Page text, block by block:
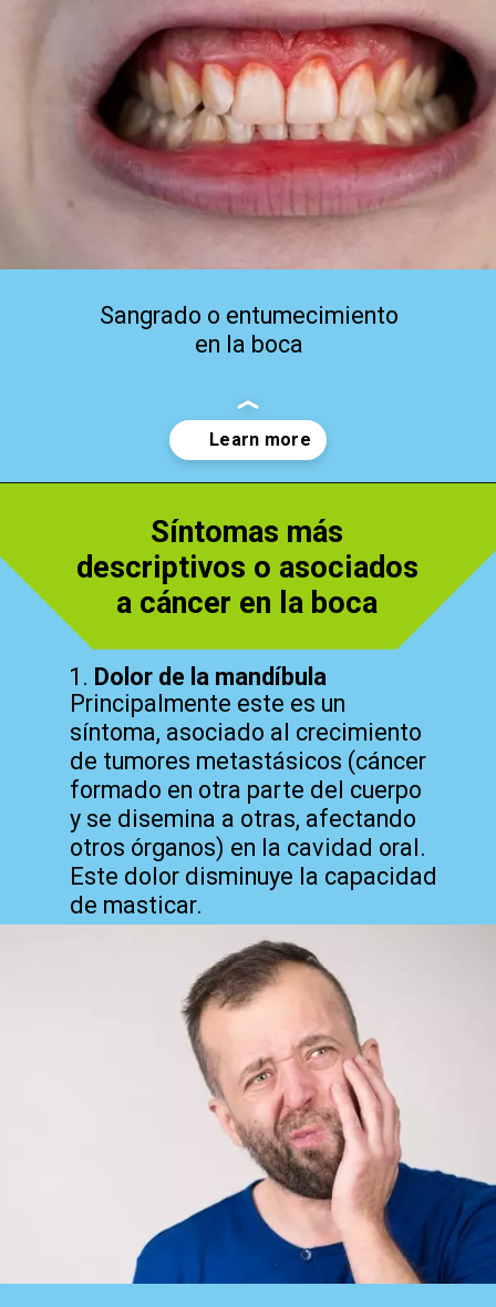
Sangrado o entumecimiento
en la boca
Síntomas más
descriptivos o asociados
a cáncer en la boca
1. Dolor de la mandíbula
Principalmente este es un
síntoma, asociado al crecimiento
de tumores metastásicos (cáncer
formado en otra parte del cuerpo
y se disemina a otras, afectando
otros órganos) en la cavidad oral.
Este dolor disminuye la capacidad
de masticar.